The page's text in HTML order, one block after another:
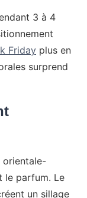
3 à 4
Friday plus en
surprend
orientale-
le parfum. Le
un sillage